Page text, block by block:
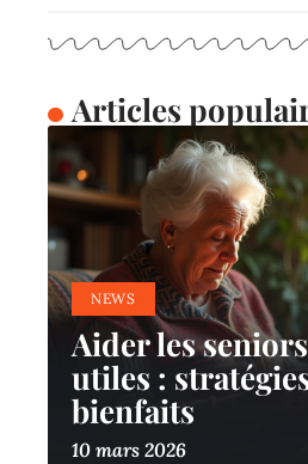
Articles
NEWS
Aider les
utiles :
bienfaits
10 mars 2026